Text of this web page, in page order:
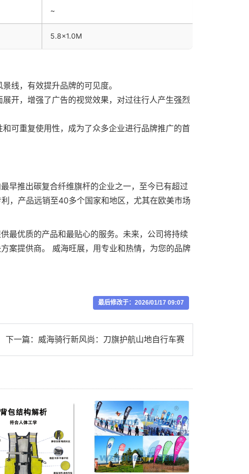
~
5.8×1.0M
线，有效提升品牌的可见度。
开，增强了广告的视觉效果，对过往行人产生强烈
可重复使用性，成为了众多企业进行品牌推广的首
早推出碳复合纤维旗杆的企业之一，至今已有超过
，产品远销至40多个国家和地区，尤其在欧美市场
最优质的产品和最贴心的服务。未来，公司将持续
案提供商。 威海旺展，用专业和热情，为您的品牌
最后修改于：2026/01/17 09:07
下一篇： 威海骑行新风尚：刀旗护航山地自行车赛